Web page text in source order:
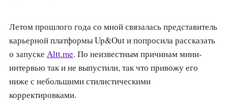
Летом прошлого года со мной связалась представитель
карьерной платформы Up&Out и попросила рассказать
о запуске Altt.me. По неизвестным причинам мини-
интервью так и не выпустили, так что привожу его
ниже с небольшими стилистическими
корректировками.